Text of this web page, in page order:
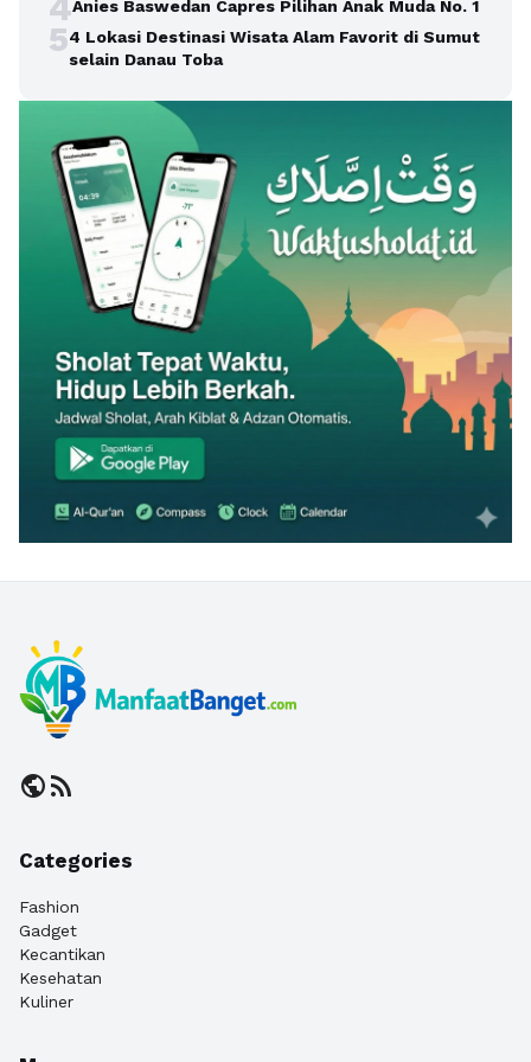
Anies Baswedan Capres Pilihan Anak Muda No. 1
54 Lokasi Destinasi Wisata Alam Favorit di Sumut
selain Danau Toba
publicrss_feed
Categories
Fashion
Gadget
Kecantikan
Kesehatan
Kuliner